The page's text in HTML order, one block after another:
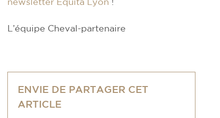
L’équipe Cheval-partenaire
ENVIE DE PARTAGER CET
ARTICLE